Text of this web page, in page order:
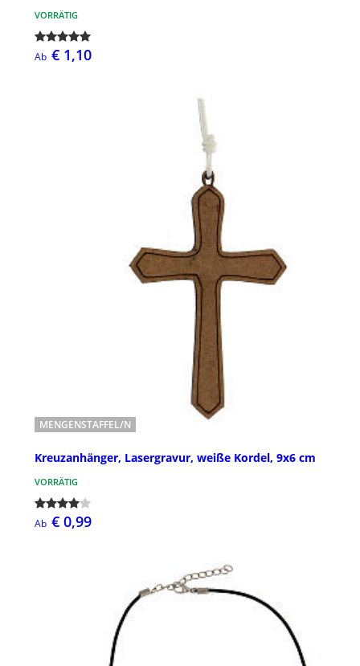
VORRÄTIG
Ab € 1,10
MENGENSTAFFEL/N
Kreuzanhänger, Lasergravur, weiße Kordel, 9x6 cm
VORRÄTIG
Ab € 0,99